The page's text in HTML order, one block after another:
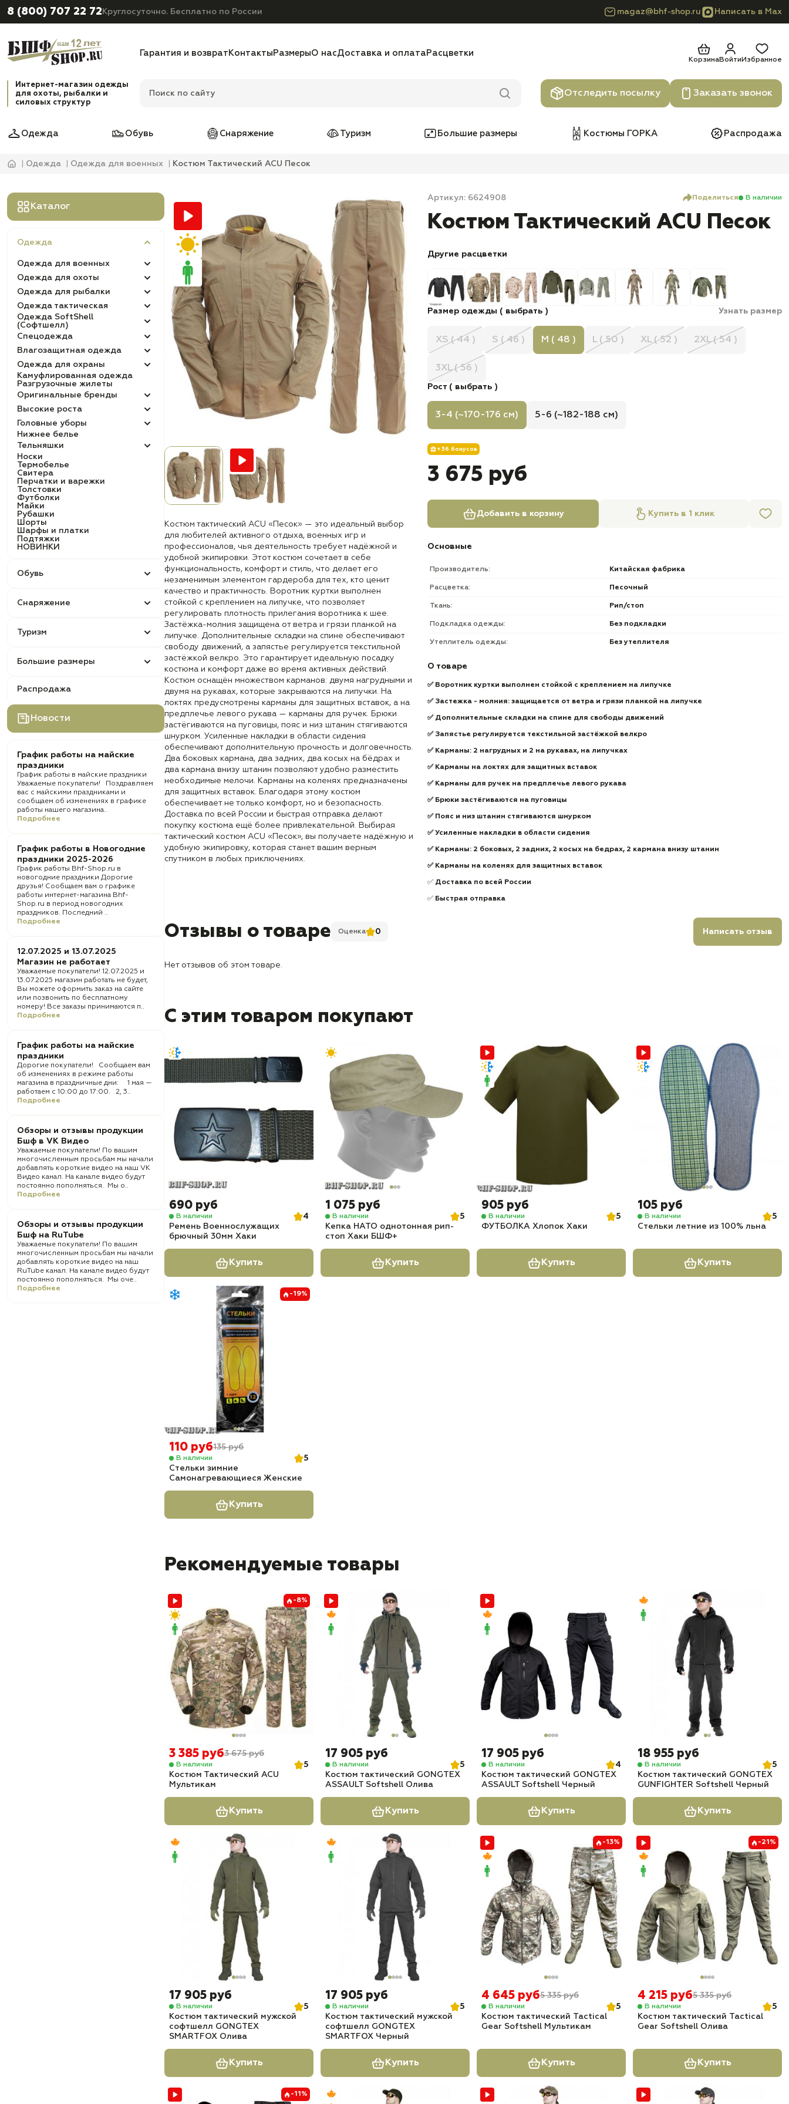
8 (800) 707 22 72 Круглосуточно. Бесплатно по России magaz@bhf-shop.ru Написать в Max
Гарантия и возврат Контакты РазмерыО насДоставка и оплата Расцветки
КорзинаВойти Избранное
Интернет-магазин одежды
для охоты, рыбалки и
силовых структур
Отследить посылку Заказать звонок
Одежда Обувь Снаряжение Туризм Большие размеры Костюмы ГОРКА Распродажа
Одежда Одежда для военных Костюм Тактический ACU Песок
Каталог
Одежда
Одежда для военных
Одежда для охоты
Одежда для рыбалки
Одежда тактическая
Одежда SoftShell
(Софтшелл)
Спецодежда
Влагозащитная одежда
Одежда для охраны
Камуфлированная одежда
Разгрузочные жилеты
Оригинальные бренды
Высокие роста
Головные уборы
Нижнее белье
Тельняшки
Носки
Термобелье
Свитера
Перчатки и варежки
Толстовки
Футболки
Майки
Рубашки
Шорты
Шарфы и платки
Подтяжки
НОВИНКИ
Обувь
Снаряжение
Туризм
Большие размеры
Распродажа
Новости
График работы на майские
праздники
График работы в майские праздники
Уважаемые покупатели! Поздравляем
вас с майскими праздниками и
сообщаем об изменениях в графике
работы нашего магазина..
Подробнее
График работы в Новогодние
праздники 2025-2026
График работы Bhf-Shop.ru в
новогодние праздники Дорогие
друзья! Сообщаем вам о графике
работы интернет-магазина Bhf-
Shop.ru в период новогодних
праздников. Последний ..
Подробнее
12.07.2025 и 13.07.2025
Магазин не работает
Уважаемые покупатели! 12.07.2025 и
13.07.2025 магазин работать не будет,
Вы можете оформить заказ на сайте
или позвонить по бесплатному
номеру! Все заказы принимаются п..
Подробнее
График работы на майские
праздники
Дорогие покупатели! Сообщаем вам
об изменениях в режиме работы
магазина в праздничные дни: 1 мая —
работаем с 10:00 до 17:00. 2, 3..
Подробнее
Обзоры и отзывы продукции
Бшф в VK Видео
Уважаемые покупатели! По вашим
многочисленным просьбам мы начали
добавлять короткие видео на наш VK
Видео канал. На канале видео будут
постоянно пополняться. Мы о..
Подробнее
Обзоры и отзывы продукции
Бшф на RuTube
Уважаемые покупатели! По вашим
многочисленным просьбам мы начали
добавлять короткие видео на наш
RuTube канал. На канале видео будут
постоянно пополняться. Мы оче..
Подробнее
Костюм тактический ACU «Песок» — это идеальный выбор
для любителей активного отдыха, военных игр и
профессионалов, чья деятельность требует надёжной и
удобной экипировки. Этот костюм сочетает в себе
функциональность, комфорт и стиль, что делает его
незаменимым элементом гардероба для тех, кто ценит
качество и практичность. Воротник куртки выполнен
стойкой с креплением на липучке, что позволяет
регулировать плотность прилегания воротника к шее.
Застёжка-молния защищена от ветра и грязи планкой на
липучке. Дополнительные складки на спине обеспечивают
свободу движений, а запястье регулируется текстильной
застёжкой велкро. Это гарантирует идеальную посадку
костюма и комфорт даже во время активных действий.
Костюм оснащён множеством карманов: двумя нагрудными и
двумя на рукавах, которые закрываются на липучки. На
локтях предусмотрены карманы для защитных вставок, а на
предплечье левого рукава — карманы для ручек. Брюки
застёгиваются на пуговицы, пояс и низ штанин стягиваются
шнурком. Усиленные накладки в области сидения
обеспечивают дополнительную прочность и долговечность.
Два боковых кармана, два задних, два косых на бёдрах и
два кармана внизу штанин позволяют удобно разместить
необходимые мелочи. Карманы на коленях предназначены
для защитных вставок. Благодаря этому костюм
обеспечивает не только комфорт, но и безопасность.
Доставка по всей России и быстрая отправка делают
покупку костюма ещё более привлекательной. Выбирая
тактический костюм ACU «Песок», вы получаете надёжную и
удобную экипировку, которая станет вашим верным
спутником в любых приключениях.
Артикул: 6624908 Поделиться В наличии
Костюм Тактический ACU Песок
Другие расцветки
Размер одежды ( выбрать ) Узнать размер
XS ( 44 ) S ( 46 ) M ( 48 ) L ( 50 ) XL ( 52 ) 2XL ( 54 )
3XL ( 56 )
Рост ( выбрать )
3-4 (~170-176 см) 5-6 (~182-188 см)
+36 бонусов
3 675 руб
Добавить в корзину Купить в 1 клик
Основные
Производитель: Китайская фабрика
Расцветка: Песочный
Ткань: Рип/стоп
Подкладка одежды: Без подкладки
Утеплитель одежды: Без утеплителя
О товаре
✅ Воротник куртки выполнен стойкой с креплением на липучке
✅ Застежка - молния: защищается от ветра и грязи планкой на липучке
✅ Дополнительные складки на спине для свободы движений
✅ Запястье регулируется текстильной застёжкой велкро
✅ Карманы: 2 нагрудных и 2 на рукавах, на липучках
✅ Карманы на локтях для защитных вставок
✅ Карманы для ручек на предплечье левого рукава
✅ Брюки застёгиваются на пуговицы
✅ Пояс и низ штанин стягиваются шнурком
✅ Усиленные накладки в области сидения
✅ Карманы: 2 боковых, 2 задних, 2 косых на бедрах, 2 кармана внизу штанин
✅ Карманы на коленях для защитных вставок
✅ Доставка по всей России
✅ Быстрая отправка
Отзывы о товаре Оценка 0 Написать отзыв
Нет отзывов об этом товаре.
С этим товаром покупают
690 руб
В наличии
4
Ремень Военнослужащих
брючный 30мм Хаки
Купить
1 075 руб
В наличии
5
Кепка НАТО однотонная рип-
стоп Хаки БШФ+
Купить
905 руб
В наличии
5
ФУТБОЛКА Хлопок Хаки
Купить
105 руб
В наличии
5
Стельки летние из 100% льна
Купить
-19%
110 руб135 руб
В наличии
5
Стельки зимние
Самонагревающиеся Женские
Купить
Рекомендуемые товары
-8%
3 385 руб3 675 руб
В наличии
5
Костюм Тактический ACU
Мультикам
Купить
17 905 руб
В наличии
5
Костюм тактический GONGTEX
ASSAULT Softshell Олива
Купить
17 905 руб
В наличии
4
Костюм тактический GONGTEX
ASSAULT Softshell Черный
Купить
18 955 руб
В наличии
5
Костюм тактический GONGTEX
GUNFIGHTER Softshell Черный
Купить
17 905 руб
В наличии
5
Костюм тактический мужской
софтшелл GONGTEX
SMARTFOX Олива
Купить
17 905 руб
В наличии
5
Костюм тактический мужской
софтшелл GONGTEX
SMARTFOX Черный
Купить
-13%
4 645 руб5 335 руб
В наличии
5
Костюм тактический Tactical
Gear Softshell Мультикам
Купить
-21%
4 215 руб5 335 руб
В наличии
5
Костюм тактический Tactical
Gear Softshell Олива
Купить
-11%